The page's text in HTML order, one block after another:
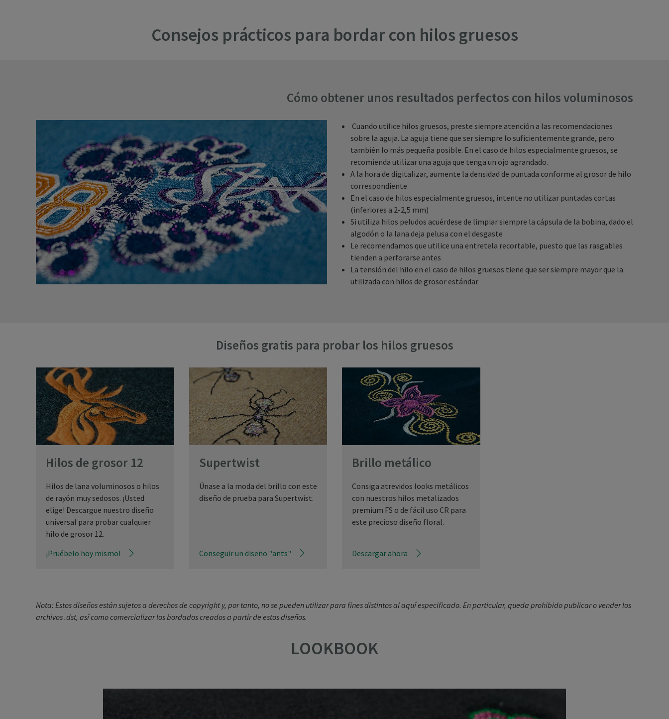
Consejos prácticos para bordar con hilos gruesos
Cómo obtener unos resultados perfectos con hilos voluminosos
Cuando utilice hilos gruesos, preste siempre atención a las recomendaciones
sobre la aguja. La aguja tiene que ser siempre lo suficientemente grande, pero
también lo más pequeña posible. En el caso de hilos especialmente gruesos, se
recomienda utilizar una aguja que tenga un ojo agrandado.
A la hora de digitalizar, aumente la densidad de puntada conforme al grosor de hilo
correspondiente
En el caso de hilos especialmente gruesos, intente no utilizar puntadas cortas
(inferiores a 2-2,5 mm)
Si utiliza hilos peludos acuérdese de limpiar siempre la cápsula de la bobina, dado el
algodón o la lana deja pelusa con el desgaste
Le recomendamos que utilice una entretela recortable, puesto que las rasgables
tienden a perforarse antes
La tensión del hilo en el caso de hilos gruesos tiene que ser siempre mayor que la
utilizada con hilos de grosor estándar
Diseños gratis para probar los hilos gruesos
Hilos de grosor 12
Hilos de lana voluminosos o hilos
de rayón muy sedosos. ¡Usted
elige! Descargue nuestro diseño
universal para probar cualquier
hilo de grosor 12.
¡Pruébelo hoy mismo!
Supertwist
Únase a la moda del brillo con este
diseño de prueba para Supertwist.
Conseguir un diseño "ants"
Brillo metálico
Consiga atrevidos looks metálicos
con nuestros hilos metalizados
premium FS o de fácil uso CR para
este precioso diseño floral.
Descargar ahora
Nota: Estos diseños están sujetos a derechos de copyright y, por tanto, no se pueden utilizar para fines distintos al aquí especificado. En particular, queda prohibido publicar o vender los
archivos .dst, así como comercializar los bordados creados a partir de estos diseños.
LOOKBOOK